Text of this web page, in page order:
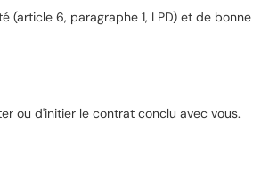
6, paragraphe 1, LPD) et de bonne
ou d'initier le contrat conclu avec vous.